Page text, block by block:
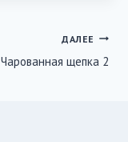
ДАЛЕЕ
Чарованная щепка 2